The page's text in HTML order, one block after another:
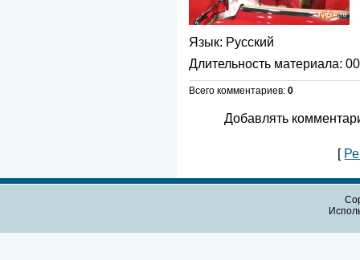
Язык: Русский
Длительность материала:
Всего комментариев: 0
Добавлять
[